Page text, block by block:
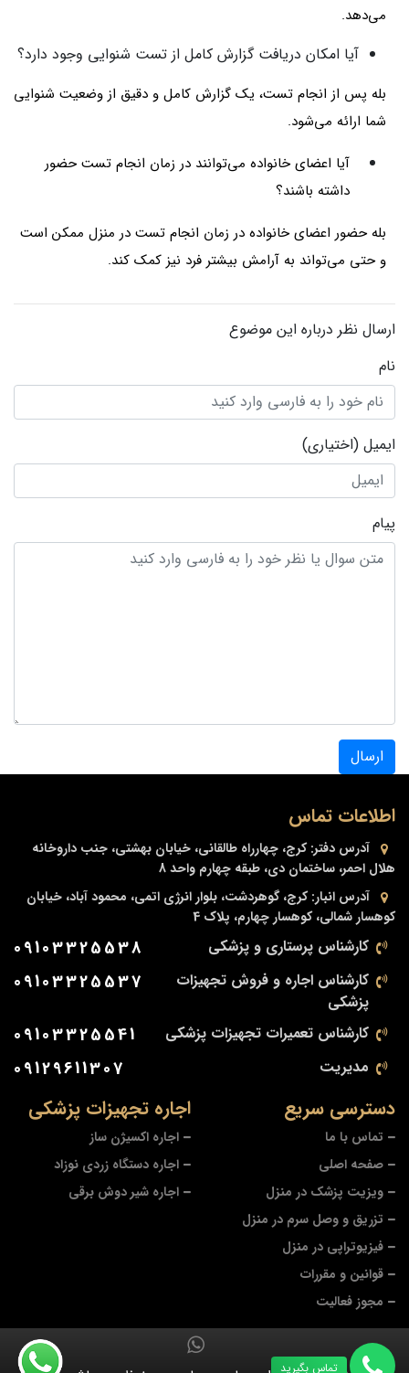
می‌دهد.
آیا امکان دریافت گزارش کامل از تست شنوایی وجود دارد؟
بله پس از انجام تست، یک گزارش کامل و دقیق از وضعیت شنوایی
شما ارائه می‌شود.
آیا اعضای خانواده می‌توانند در زمان انجام تست حضور
داشته باشند؟
بله حضور اعضای خانواده در زمان انجام تست در منزل ممکن است
و حتی می‌تواند به آرامش بیشتر فرد نیز کمک کند.
ارسال نظر درباره این موضوع
نام
ایمیل (اختیاری)
پیام
ارسال
اجاره تجهیزات پزشکی
اجاره اکسیژن ساز
اجاره دستگاه زردی نوزاد
اجاره شیر دوش برقی
دسترسی سریع
تماس با ما
صفحه اصلی
ویزیت پزشک در منزل
تزریق و وصل سرم در منزل
فیزیوتراپی در منزل
قوانین و مقررات
مجوز فعالیت
اطلاعات تماس
آدرس دفتر: کرج، چهارراه طالقانی، خیابان بهشتی، جنب داروخانه
هلال احمر، ساختمان دی، طبقه چهارم واحد 8
آدرس انبار: کرج، گوهردشت، بلوار انرژی اتمی، محمود آباد، خیابان
کوهسار شمالی، کوهسار چهارم، پلاک 4
کارشناس پرستاری و پزشکی 09103325538
کارشناس اجاره و فروش تجهیزات
پزشکی
09103325537
کارشناس تعمیرات تجهیزات پزشکی 09103325541
مدیریت 09129611307
تماس بگیرید